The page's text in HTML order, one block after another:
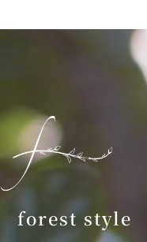
forest style